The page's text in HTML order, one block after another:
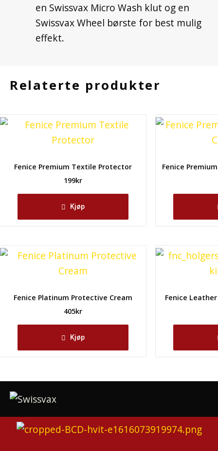
en Swissvax Micro Wash klut og en
Swissvax Wheel børste for best mulig
effekt.
Relaterte produkter
Fenice Premium Textile Protector
199kr
Kjøp
Fenice
Fenice Platinum Protective Cream
405kr
Kjøp
Fenice